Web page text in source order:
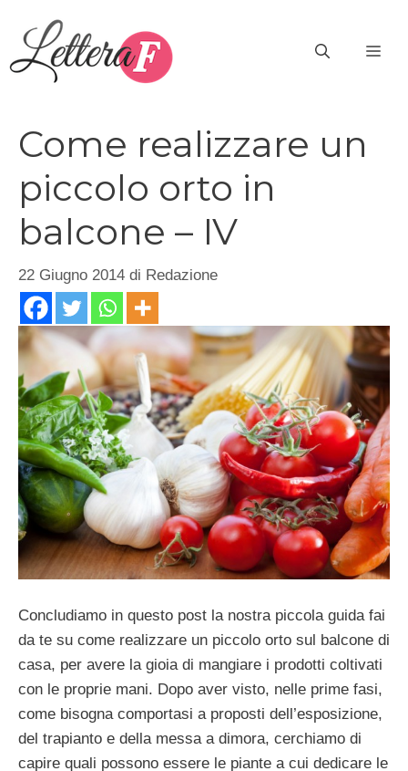
contenuto
Come realizzare un
piccolo orto in
balcone – IV
22 Giugno 2014 di Redazione
Concludiamo in questo post la nostra piccola guida fai
da te su come realizzare un piccolo orto sul balcone di
casa, per avere la gioia di mangiare i prodotti coltivati
con le proprie mani. Dopo aver visto, nelle prime fasi,
come bisogna comportasi a proposti dell’esposizione,
del trapianto e della messa a dimora, cerchiamo di
capire quali possono essere le piante a cui dedicare le